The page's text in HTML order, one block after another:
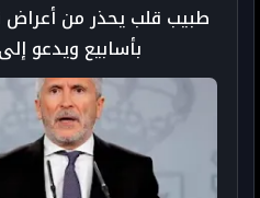
طبيب قلب يحذر من أعراض
بأسابيع ويدعو